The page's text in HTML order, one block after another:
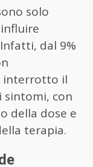
solo
dal 9%
interrotto il
sintomi, con
della dose e
terapia.